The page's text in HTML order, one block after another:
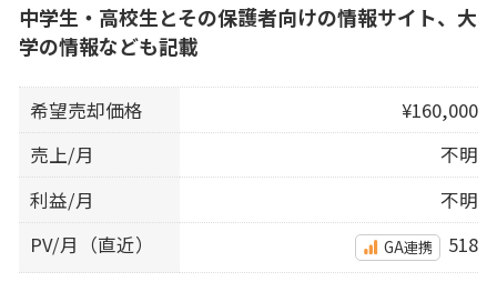
中学生・高校生とその保護者向けの情報サイト、大
学の情報なども記載
希望売却価格
¥160,000
売上/月
不明
利益/月
不明
PV/月（直近）
GA連携 518